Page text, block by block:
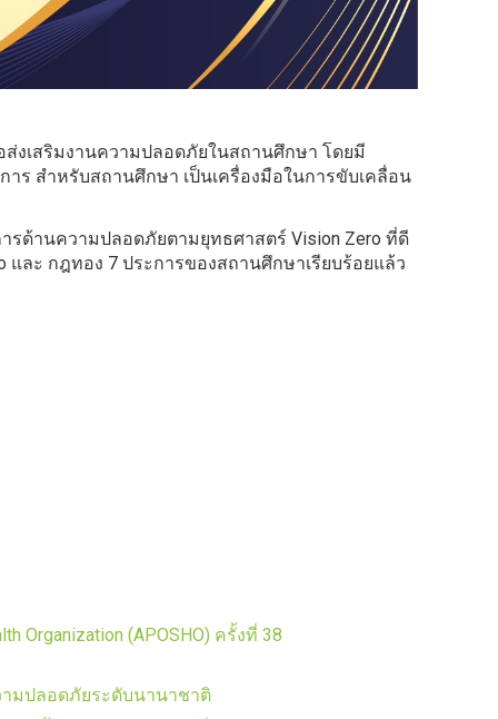
เสริมงานความปลอดภัยในสถานศึกษา โดยมี
าร สำหรับสถานศึกษา เป็นเครื่องมือในการขับเคลื่อน
านความปลอดภัยตามยุทธศาสตร์ Vision Zero ที่ดี
ละ กฎทอง 7 ประการของสถานศึกษาเรียบร้อยแล้ว
Organization (APOSHO) ครั้งที่ 38
ามปลอดภัยระดับนานาชาติ